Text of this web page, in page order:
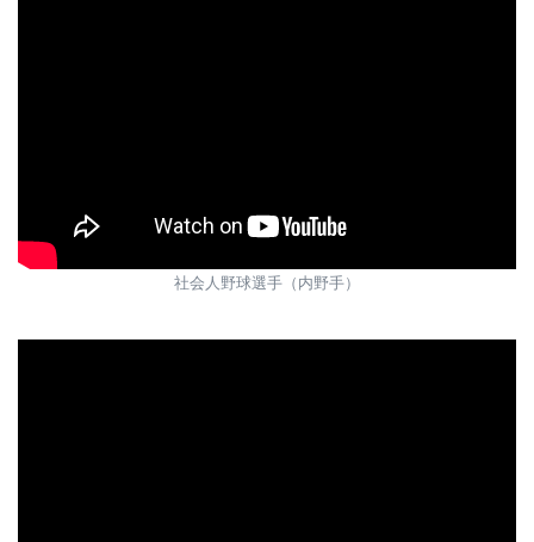
社会人野球選手（内野手）